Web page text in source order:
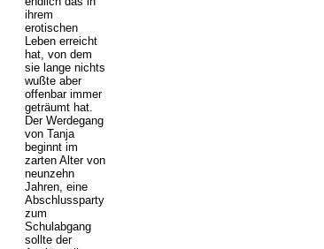
ihrem
erotischen
Leben erreicht
hat, von dem
sie lange nichts
wußte aber
offenbar immer
geträumt hat.
Der Werdegang
von Tanja
beginnt im
zarten Alter von
neunzehn
Jahren, eine
Abschlussparty
zum
Schulabgang
sollte der